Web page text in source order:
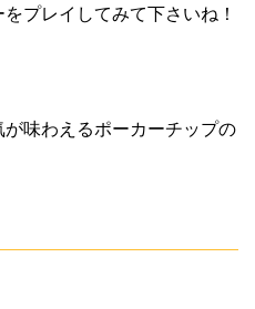
プレイしてみて下さいね！
味わえるポーカーチップの